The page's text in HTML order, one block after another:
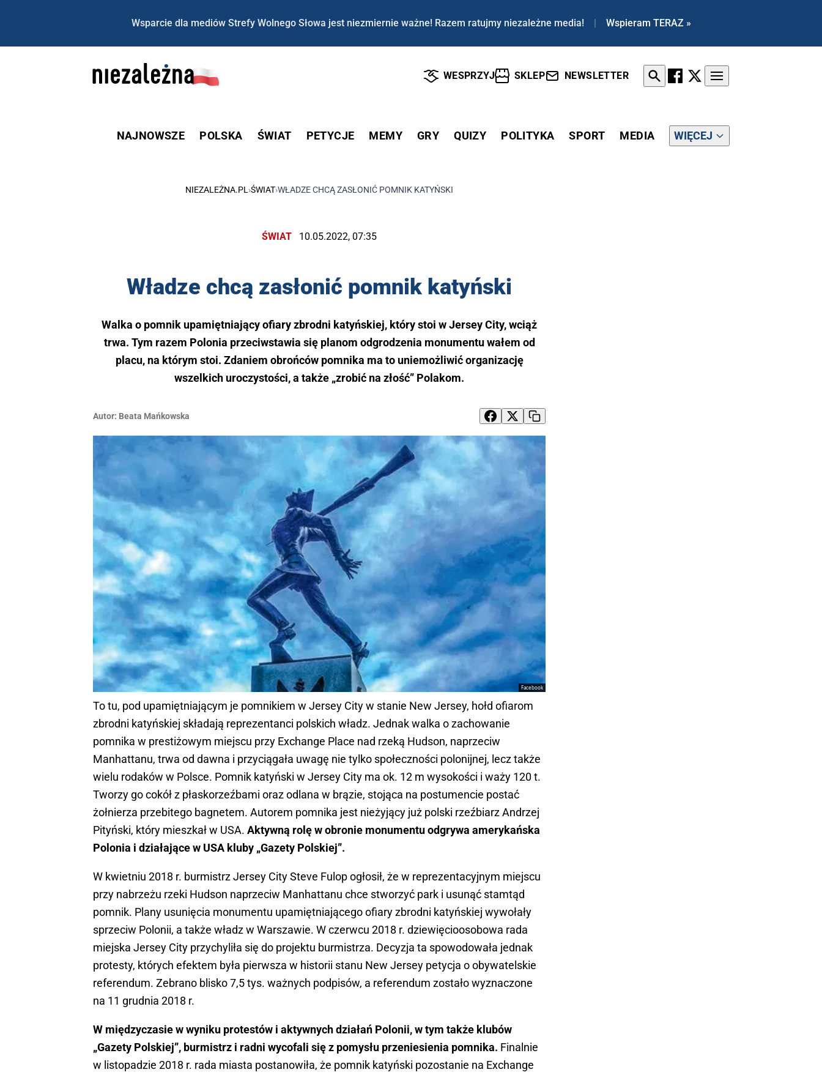
Wsparcie dla mediów Strefy Wolnego Słowa jest niezmiernie ważne! Razem ratujmy niezależne media! | Wspieram TERAZ »
WESPRZYJ SKLEP NEWSLETTER
NAJNOWSZE POLSKA ŚWIAT PETYCJE MEMY GRY QUIZY POLITYKA SPORT MEDIA WIĘCEJ
NIEZALEŻNA.PL ›ŚWIAT›WŁADZE CHCĄ ZASŁONIĆ POMNIK KATYŃSKI
ŚWIAT 10.05.2022, 07:35
Władze chcą zasłonić pomnik katyński
Walka o pomnik upamiętniający ofiary zbrodni katyńskiej, który stoi w Jersey City, wciąż
trwa. Tym razem Polonia przeciwstawia się planom odgrodzenia monumentu wałem od
placu, na którym stoi. Zdaniem obrońców pomnika ma to uniemożliwić organizację
wszelkich uroczystości, a także „zrobić na złość” Polakom.
Autor: Beata Mańkowska
Facebook
To tu, pod upamiętniającym je pomnikiem w Jersey City w stanie New Jersey, hołd ofiarom
zbrodni katyńskiej składają reprezentanci polskich władz. Jednak walka o zachowanie
pomnika w prestiżowym miejscu przy Exchange Place nad rzeką Hudson, naprzeciw
Manhattanu, trwa od dawna i przyciągała uwagę nie tylko społeczności polonijnej, lecz także
wielu rodaków w Polsce. Pomnik katyński w Jersey City ma ok. 12 m wysokości i waży 120 t.
Tworzy go cokół z płaskorzeźbami oraz odlana w brązie, stojąca na postumencie postać
żołnierza przebitego bagnetem. Autorem pomnika jest nieżyjący już polski rzeźbiarz Andrzej
Pityński, który mieszkał w USA. Aktywną rolę w obronie monumentu odgrywa amerykańska
Polonia i działające w USA kluby „Gazety Polskiej”.
W kwietniu 2018 r. burmistrz Jersey City Steve Fulop ogłosił, że w reprezentacyjnym miejscu
przy nabrzeżu rzeki Hudson naprzeciw Manhattanu chce stworzyć park i usunąć stamtąd
pomnik. Plany usunięcia monumentu upamiętniającego ofiary zbrodni katyńskiej wywołały
sprzeciw Polonii, a także władz w Warszawie. W czerwcu 2018 r. dziewięcioosobowa rada
miejska Jersey City przychyliła się do projektu burmistrza. Decyzja ta spowodowała jednak
protesty, których efektem była pierwsza w historii stanu New Jersey petycja o obywatelskie
referendum. Zebrano blisko 7,5 tys. ważnych podpisów, a referendum zostało wyznaczone
na 11 grudnia 2018 r.
W międzyczasie w wyniku protestów i aktywnych działań Polonii, w tym także klubów
„Gazety Polskiej”, burmistrz i radni wycofali się z pomysłu przeniesienia pomnika. Finalnie
w listopadzie 2018 r. rada miasta postanowiła, że pomnik katyński pozostanie na Exchange